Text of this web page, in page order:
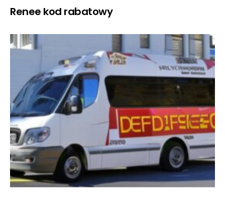
Renee kod rabatowy